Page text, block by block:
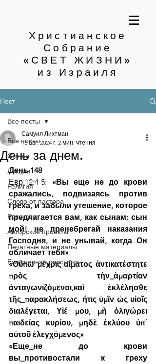
Христианское
Собрание
«СВЕТ ЖИЗНИ»
из Израиля
Пост
Все посты
Статьи
Лекции
Религия
Слово от пастора
Рассказы
Авторские проекты
Печатные материалы
Ежедневная рассылка
Все посты
День за днем.
Самуил Лихтман
13 авг. 2024 г. 2 мин. чтения
День 148
Евр.12:4-5: «Вы еще не до крови
сражались, подвизаясь против
греха, и забыли утешение, которое
предлагается вам, как сынам: сын
мой! не пренебрегай наказания
Господня, и не унывай, когда Он
обличает тебя»
«Οὔπω μέχρις αἵματος ἀντικατέστητε
πρὸς τὴν_ἁμαρτίαν
ἀνταγωνιζόμενοι,καὶ ἐκλέλησθε
τῆς_παρακλήσεως, ἥτις ὑμῖν ὡς υἱοῖς
διαλέγεται, Υἱέ μου, μὴ ὀλιγώρει
παιδείας κυρίου, μηδὲ ἐκλύου ὑπ΄
αὐτοῦ ἐλεγχόμενος»
«Еще_не до крови
вы_противостали к греху